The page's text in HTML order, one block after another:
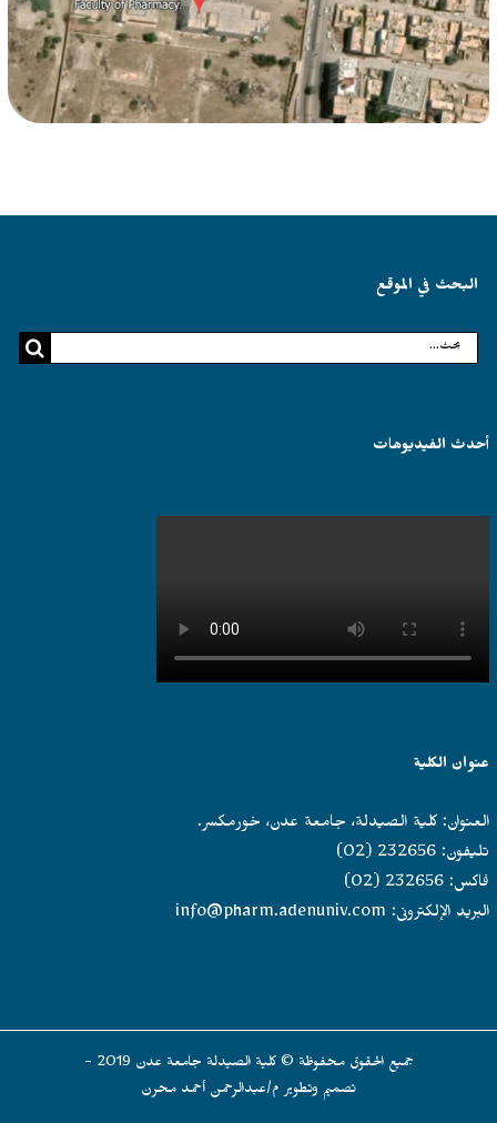
البحث في الموقع
البحث
أحدث الفيديوهات
عنوان الكلية
العنوان: كلية الصيدلة، جامعة عدن، خورمكسر.
تليفون: 232656 (02)
فاكس: 232656 (02)
البريد الإلكترونى: info@pharm.adenuniv.com
جميع الحقوق محفوظة © كلية الصيدلة جامعة عدن 2019 -
تصميم وتطوير م/عبدالرحمن أحمد محرن